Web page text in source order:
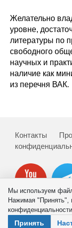
О
Желательно
уровне,
литературы по
свободного
научных и
наличие как
из перечня ВАК.
Контакты
© 2026 ИНП РАН
Мы используем
Нажимая "Принять",
конфиденциальности.
Принять